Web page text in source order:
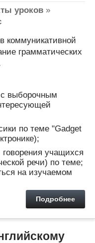
уроков »
коммуникативной
грамматических
выборочным
по теме "Gadget
учащихся
речи) по теме;
на изучаемом
Подробнее